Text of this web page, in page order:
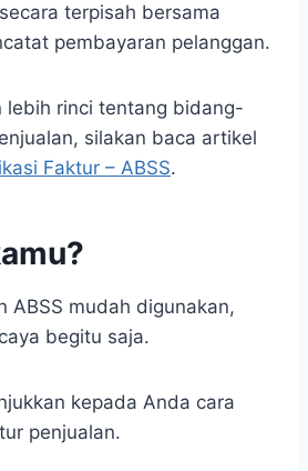
terpisah bersama
pembayaran pelanggan.
lebih rinci tentang bidang-
silakan baca artikel
Faktur – ABSS.
ABSS mudah digunakan,
begitu saja.
kepada Anda cara
penjualan.